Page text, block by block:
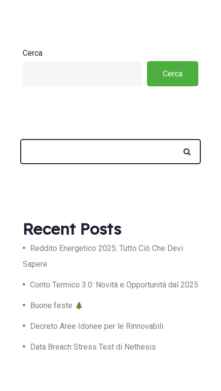
Cerca
Cerca
Recent Posts
Reddito Energetico 2025: Tutto Ciò Che Devi
Sapere
Conto Termico 3.0: Novità e Opportunità dal 2025
Buone feste
Decreto Aree Idonee per le Rinnovabili
Data Breach Stress Test di Nethesis